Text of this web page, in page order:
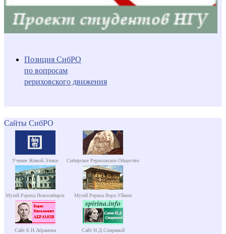
Позиция СибРО
по вопросам
рериховского движения
Сайты СибРО
Учение Живой Этики Сибирское Рериховское Общество
Музей Рериха Новосибирск Музей Рериха Верх-Уймон
Сайт Б.Н.Абрамова Сайт Н.Д.Спириной